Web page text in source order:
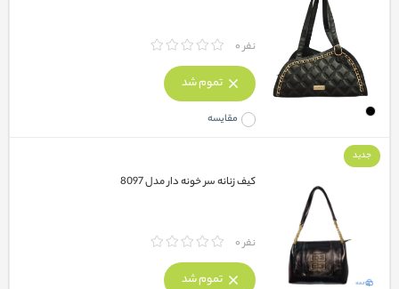
نفر 0
مقایسه
تموم شد
کیف زنانه سر خونه دار مدل 8097
نفر 0
تموم شد
جدید